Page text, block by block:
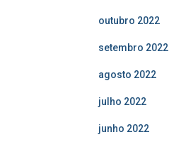
outubro 2022
setembro 2022
agosto 2022
julho 2022
junho 2022